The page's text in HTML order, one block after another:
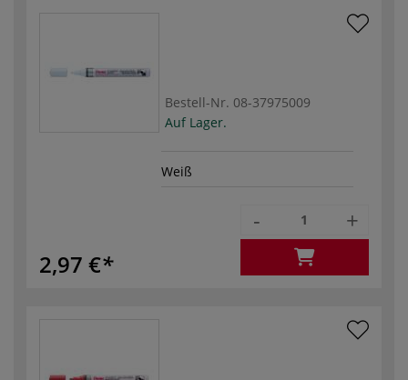
Bestell-Nr. 08-37975009
Auf Lager.
Weiß
2,97 €
- +